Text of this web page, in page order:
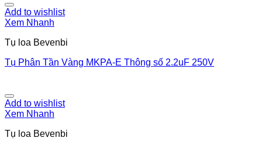
Add to wishlist
Xem Nhanh
Tụ loa Bevenbi
Tụ Phân Tần Vàng MKPA-E Thông số 2.2uF 250V
Add to wishlist
Xem Nhanh
Tụ loa Bevenbi